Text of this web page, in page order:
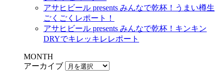
アサヒビール presents みんなで乾杯！うまい樽生
ごくごくレポート！
アサヒビール presents みんなで乾杯！キンキン
DRYでキレッキレレポート
MONTH
アーカイブ